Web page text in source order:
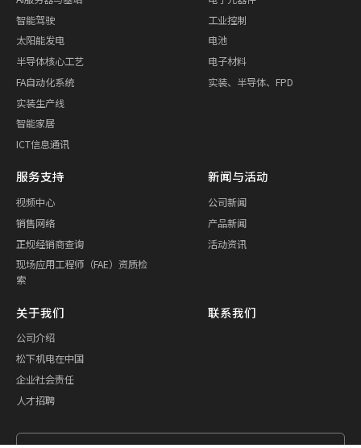
智能驾驶
太阳能发电
半导体核心工艺
FA自动化系统
实装生产线
智能家居
ICT信息通讯
工业控制
电池
电子材料
实装、半导体、FPD
服务支持
视频中心
销售网络
正规经销商查询
现场应用工程师（FAE）资质检
索
新闻与活动
公司新闻
产品新闻
活动资讯
关于我们
公司介绍
松下机电在中国
企业社会责任
人才招聘
联系我们